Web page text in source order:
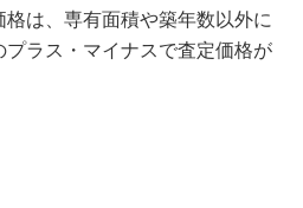
は、専有面積や築年数以外に
ラス・マイナスで査定価格が